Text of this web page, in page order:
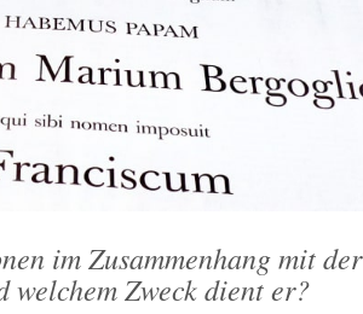
im Zusammenhang mit der
Zweck dient er?